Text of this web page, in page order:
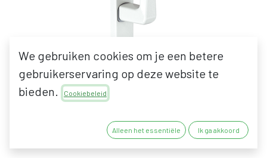
MACO HEFSCHUIFRAAM
HANDGREEP BINNEN
We gebruiken cookies om je een betere
gebruikerservaring op deze website te
bieden.
Cookiebeleid
Alleen het essentiële Ik ga akkoord